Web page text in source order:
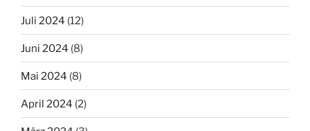
Juli 2024 (12)
Juni 2024 (8)
Mai 2024 (8)
April 2024 (2)